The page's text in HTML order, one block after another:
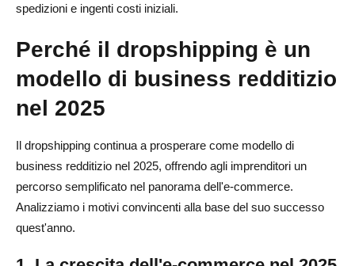
spedizioni e ingenti costi iniziali.
Perché il dropshipping è un
modello di business redditizio
nel 2025
Il dropshipping continua a prosperare come modello di
business redditizio nel 2025, offrendo agli imprenditori un
percorso semplificato nel panorama dell'e-commerce.
Analizziamo i motivi convincenti alla base del suo successo
quest'anno.